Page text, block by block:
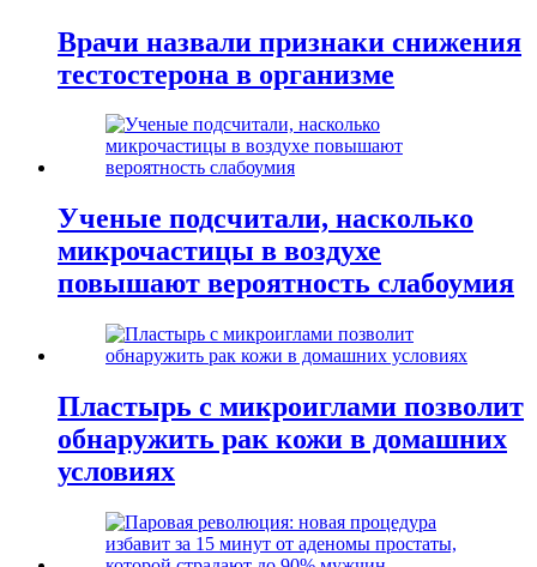
Врачи назвали признаки снижения
тестостерона в организме
Ученые подсчитали, насколько
микрочастицы в воздухе
повышают вероятность слабоумия
Пластырь с микроиглами позволит
обнаружить рак кожи в домашних
условиях